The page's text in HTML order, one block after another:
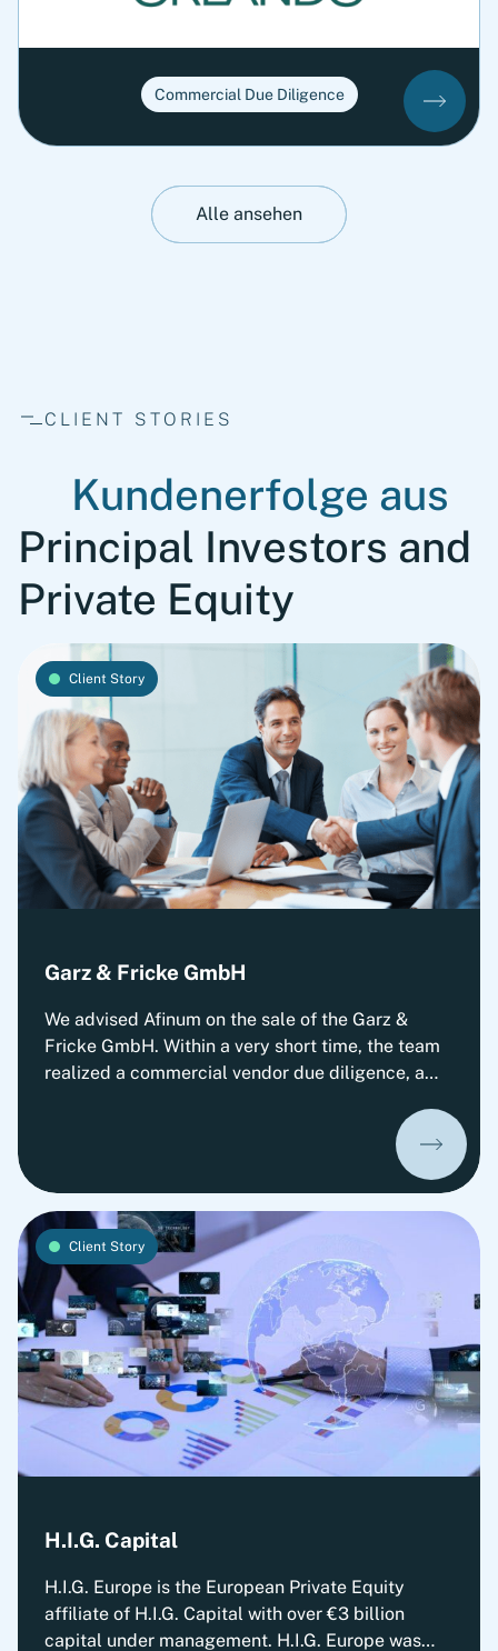
Commercial Due Diligence
Alle ansehen
CLIENT STORIES
Kundenerfolge aus
Principal Investors and
Private Equity
Client Story
Garz & Fricke GmbH
We advised Afinum on the sale of the Garz &
Fricke GmbH. Within a very short time, the team
realized a commercial vendor due diligence, a
Management GmbH (“Afinum”) is one of the
leading medium-sized investment companies in
the German-speaking market.
Client Story
H.I.G. Capital
H.I.G. Europe is the European Private Equity
affiliate of H.I.G. Capital with over €3 billion
capital under management. H.I.G. Europe was